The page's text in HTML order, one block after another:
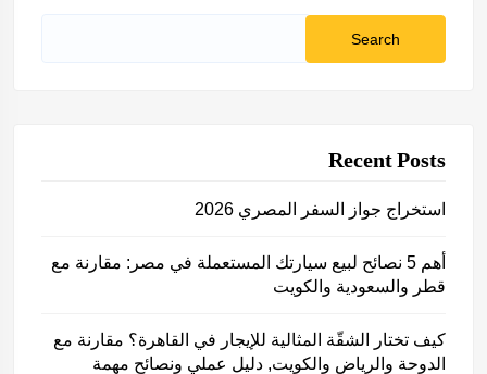
Recent Posts
استخراج جواز السفر المصري 2026
أهم 5 نصائح لبيع سيارتك المستعملة في مصر: مقارنة مع
قطر والسعودية والكويت
كيف تختار الشقّة المثالية للإيجار في القاهرة؟ مقارنة مع
الدوحة والرياض والكويت, دليل عملي ونصائح مهمة